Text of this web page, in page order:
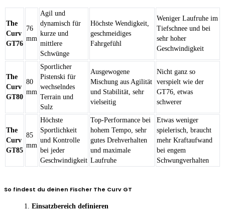
The
Curv
GT76
76
mm
Agil und
dynamisch für
kurze und
mittlere
Schwünge
Höchste Wendigkeit,
geschmeidiges
Fahrgefühl
Weniger Laufruhe im
Tiefschnee und bei
sehr hoher
Geschwindigkeit
The
Curv
GT80
80
mm
Sportlicher
Pistenski für
wechselndes
Terrain und
Sulz
Ausgewogene
Mischung aus Agilität
und Stabilität, sehr
vielseitig
Nicht ganz so
verspielt wie der
GT76, etwas
schwerer
The
Curv
GT85
85
mm
Höchste
Sportlichkeit
und Kontrolle
bei jeder
Geschwindigkeit
Top-Performance bei
hohem Tempo, sehr
gutes Drehverhalten
und maximale
Laufruhe
Etwas weniger
spielerisch, braucht
mehr Kraftaufwand
bei engem
Schwungverhalten
So findest du deinen Fischer The Curv GT
Einsatzbereich definieren